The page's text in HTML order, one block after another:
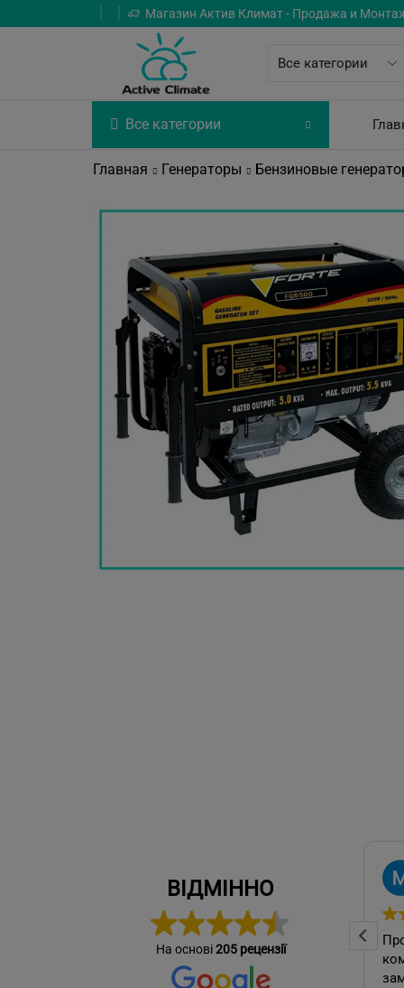
Магазин Актив Климат - Продажа и
Все категории
Главная Генераторы Бензиновые
ВІДМІННО
На основі205 рецензії
2026-06-16
Замовляв чистку
кондиціонера. Майстер
приїхав вчасно, все зробив